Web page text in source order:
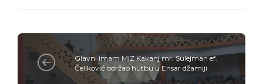
Glavni imam MIZ Kakanj mr. Sulejman ef.
Čeliković održao hutbu u Ensar džamiji